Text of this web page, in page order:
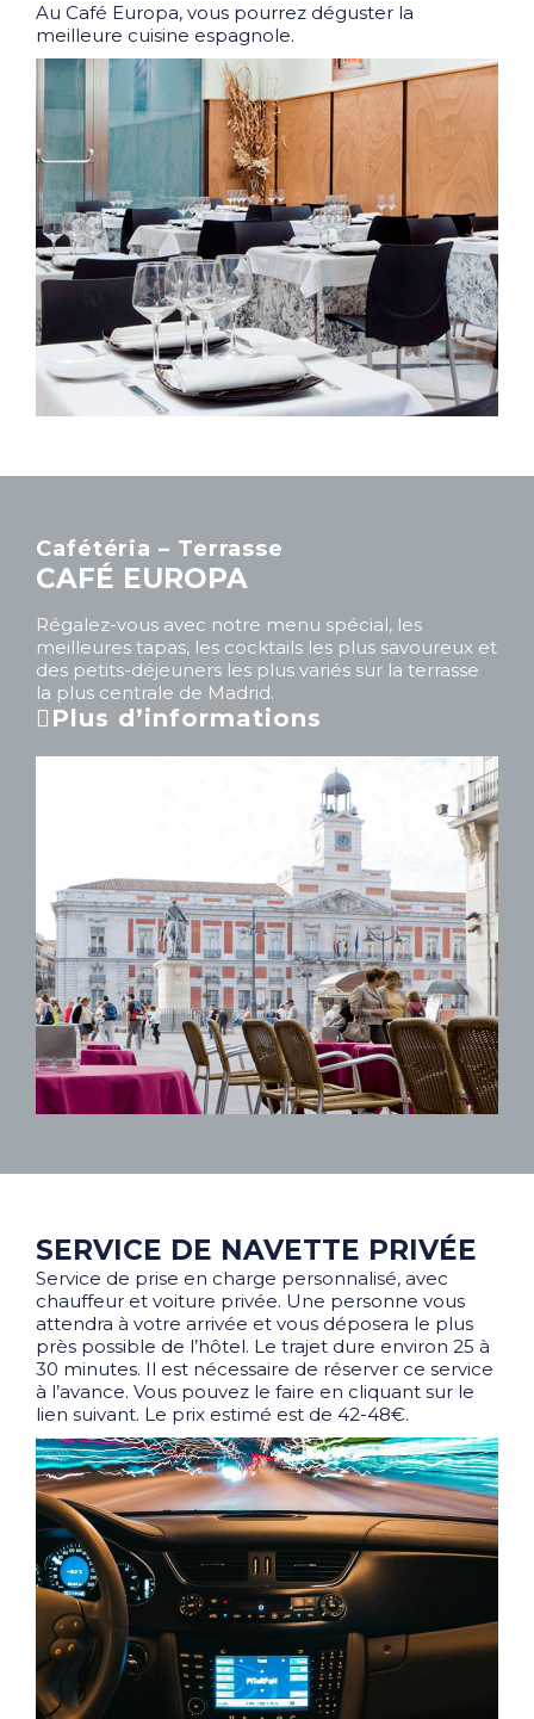
Au Café Europa, vous pourrez déguster la
meilleure cuisine espagnole.
Cafétéria – Terrasse
CAFÉ EUROPA
Régalez-vous avec notre menu spécial, les
meilleures tapas, les cocktails les plus savoureux et
des petits-déjeuners les plus variés sur la terrasse
la plus centrale de Madrid.
Plus d’informations
SERVICE DE NAVETTE PRIVÉE
Service de prise en charge personnalisé, avec
chauffeur et voiture privée. Une personne vous
attendra à votre arrivée et vous déposera le plus
près possible de l’hôtel. Le trajet dure environ 25 à
30 minutes. Il est nécessaire de réserver ce service
à l’avance. Vous pouvez le faire en cliquant sur le
lien suivant. Le prix estimé est de 42-48€.